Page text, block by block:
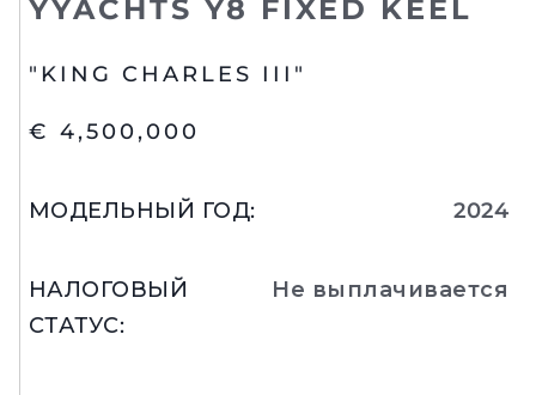
YYACHTS Y8 FIXED KEEL
"KING CHARLES III"
€ 4,500,000
МОДЕЛЬНЫЙ ГОД: 2024
НАЛОГОВЫЙ
СТАТУС:
Не выплачивается